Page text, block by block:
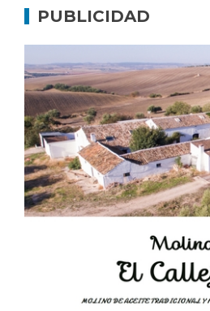
concentración nazis
Bornos
El Frente Popular. Ubrique,
Juntar las letras. La
afán de saber a la autogestión
Historia y vivencias del
PUBLICIDAD